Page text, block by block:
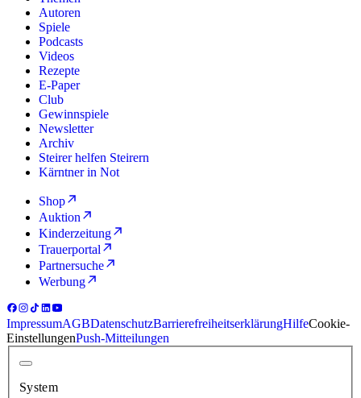
Autoren
Spiele
Podcasts
Videos
Rezepte
E-Paper
Club
Gewinnspiele
Newsletter
Archiv
Steirer helfen Steirern
Kärntner in Not
Shop
Auktion
Kinderzeitung
Trauerportal
Partnersuche
Werbung
ImpressumAGBDatenschutzBarrierefreiheitserklärungHilfeCookie-
EinstellungenPush-Mitteilungen
System